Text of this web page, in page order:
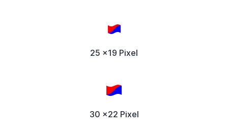
25 x19 Pixel
30 x22 Pixel